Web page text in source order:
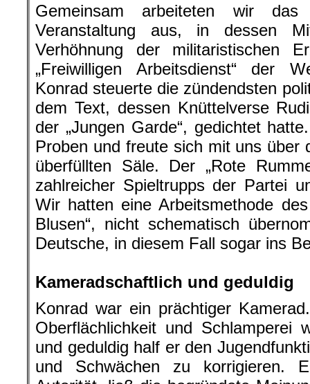
Gemein­sam arbeiteten wir
Veranstaltung aus, in dessen
Verhöhnung der militaristischen
„Freiwilligen Arbeitsdienst“ der
Konrad steuerte die zündendsten
dem Text, dessen Knüttelverse
der „Jungen Garde“, gedichtet
Proben und freute sich mit uns über
überfüllten Säle. Der „Rote
zahlreicher Spieltrupps der Partei
Wir hatten eine Arbeitsmethode
Blusen“, nicht schematisch
Deutsche, in diesem Fall sogar ins
Kameradschaftlich und geduldig
Konrad war ein prächtiger
Oberflächlichkeit und Schlamperei
und geduldig half er den
und Schwächen zu korrigieren.